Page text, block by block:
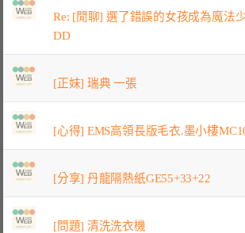
Re: [閒聊] 選了錯誤的女孩成為魔法
DD
[正妹] 瑞典 一張
[心得] EMS高領長版毛衣.墨小樓
[分享] 丹龍隔熱紙GE55+33+22
[問題] 清洗洗衣機